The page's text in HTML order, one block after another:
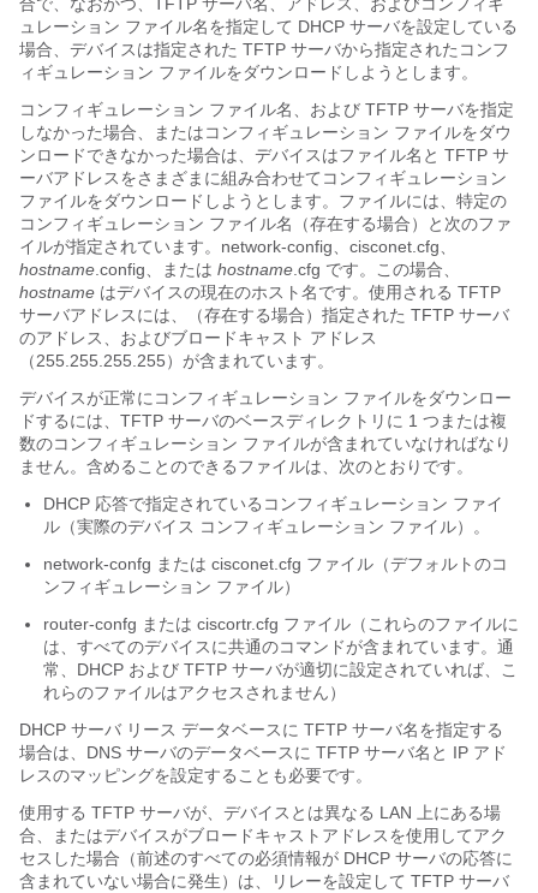
合で、なおかつ、TFTP サーバ名、アドレス、およびコンフィギ
ュレーション ファイル名を指定して DHCP サーバを設定している
場合、デバイスは指定された TFTP サーバから指定されたコンフ
ィギュレーション ファイルをダウンロードしようとします。
コンフィギュレーション ファイル名、および TFTP サーバを指定
しなかった場合、またはコンフィギュレーション ファイルをダウ
ンロードできなかった場合は、デバイスはファイル名と TFTP サ
ーバアドレスをさまざまに組み合わせてコンフィギュレーション
ファイルをダウンロードしようとします。ファイルには、特定の
コンフィギュレーション ファイル名（存在する場合）と次のファ
イルが指定されています。network-config、cisconet.cfg、
hostname.config、または hostname.cfg です。この場合、
hostname はデバイスの現在のホスト名です。使用される TFTP
サーバアドレスには、（存在する場合）指定された TFTP サーバ
のアドレス、およびブロードキャスト アドレス
（255.255.255.255）が含まれています。
デバイスが正常にコンフィギュレーション ファイルをダウンロー
ドするには、TFTP サーバのベースディレクトリに 1 つまたは複
数のコンフィギュレーション ファイルが含まれていなければなり
ません。含めることのできるファイルは、次のとおりです。
DHCP 応答で指定されているコンフィギュレーション ファイ
ル（実際のデバイス コンフィギュレーション ファイル）。
network-confg または cisconet.cfg ファイル（デフォルトのコ
ンフィギュレーション ファイル）
router-confg または ciscortr.cfg ファイル（これらのファイルに
は、すべてのデバイスに共通のコマンドが含まれています。通
常、DHCP および TFTP サーバが適切に設定されていれば、こ
れらのファイルはアクセスされません）
DHCP サーバ リース データベースに TFTP サーバ名を指定する
場合は、DNS サーバのデータベースに TFTP サーバ名と IP アド
レスのマッピングを設定することも必要です。
使用する TFTP サーバが、デバイスとは異なる LAN 上にある場
合、またはデバイスがブロードキャストアドレスを使用してアク
セスした場合（前述のすべての必須情報が DHCP サーバの応答に
含まれていない場合に発生）は、リレーを設定して TFTP サーバ